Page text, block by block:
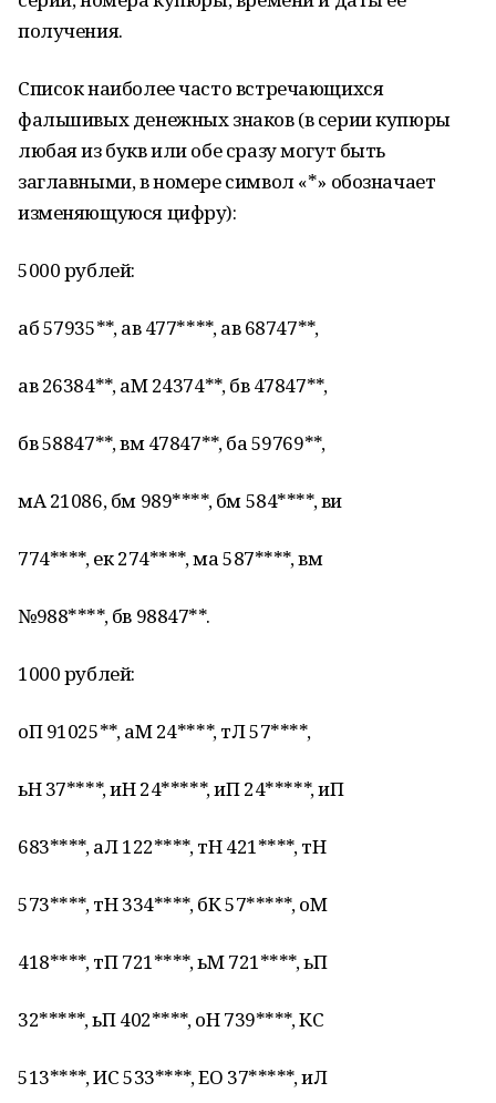
получения.
Список наиболее часто встречающихся
фальшивых денежных знаков (в серии купюры
любая из букв или обе сразу могут быть
заглавными, в номере символ «*» обозначает
изменяющуюся цифру):
5000 рублей:
аб 57935**, ав 477****, ав 68747**,
ав 26384**, аМ 24374**, бв 47847**,
бв 58847**, вм 47847**, ба 59769**,
мА 21086, бм 989****, бм 584****, ви
774****, ек 274****, ма 587****, вм
№988****, бв 98847**.
1000 рублей:
оП 91025**, аМ 24****, тЛ 57****,
ьН 37****, иН 24*****, иП 24*****, иП
683****, аЛ 122****, тН 421****, тН
573****, тН 334****, бК 57*****, оМ
418****, тП 721****, ьМ 721****, ьП
32*****, ьП 402****, оН 739****, КС
513****, ИС 533****, ЕО 37*****, иЛ